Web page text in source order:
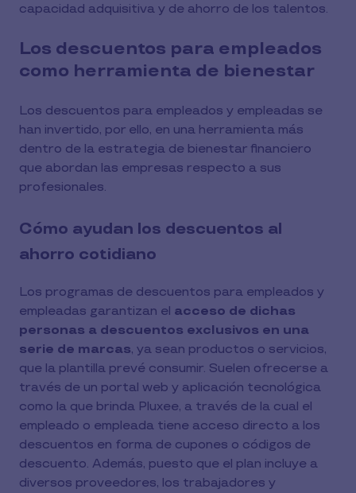
capacidad adquisitiva y de ahorro de los talentos.
Los descuentos para empleados
como herramienta de bienestar
Los descuentos para empleados y empleadas se
han invertido, por ello, en una herramienta más
dentro de la estrategia de bienestar financiero
que abordan las empresas respecto a sus
profesionales.
Cómo ayudan los descuentos al
ahorro cotidiano
Los programas de descuentos para empleados y
empleadas garantizan el acceso de dichas
personas a descuentos exclusivos en una
serie de marcas, ya sean productos o servicios,
que la plantilla prevé consumir. Suelen ofrecerse a
través de un portal web y aplicación tecnológica
como la que brinda Pluxee, a través de la cual el
empleado o empleada tiene acceso directo a los
descuentos en forma de cupones o códigos de
descuento. Además, puesto que el plan incluye a
diversos proveedores, los trabajadores y